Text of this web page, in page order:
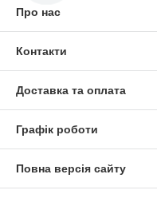
Про нас
Контакти
Доставка та оплата
Графік роботи
Повна версія сайту